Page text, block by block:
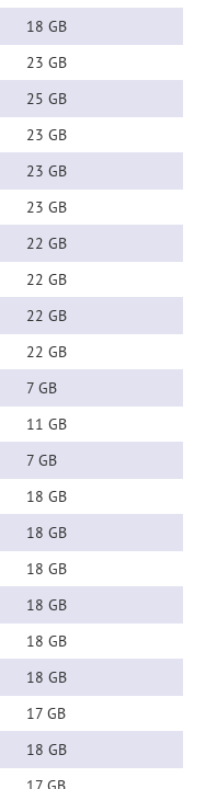
18 GB
23 GB
25 GB
23 GB
23 GB
23 GB
22 GB
22 GB
22 GB
22 GB
7 GB
11 GB
7 GB
18 GB
18 GB
18 GB
18 GB
18 GB
18 GB
17 GB
18 GB